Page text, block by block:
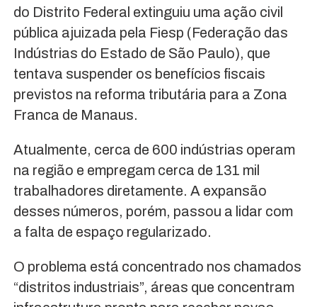
do Distrito Federal extinguiu uma ação civil
pública ajuizada pela Fiesp (Federação das
Indústrias do Estado de São Paulo), que
tentava suspender os benefícios fiscais
previstos na reforma tributária para a Zona
Franca de Manaus.
Atualmente, cerca de 600 indústrias operam
na região e empregam cerca de 131 mil
trabalhadores diretamente. A expansão
desses números, porém, passou a lidar com
a falta de espaço regularizado.
O problema está concentrado nos chamados
“distritos industriais”, áreas que concentram